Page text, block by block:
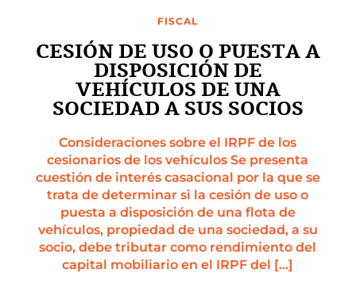
FISCAL
CESIÓN DE USO O PUESTA A
DISPOSICIÓN DE
VEHÍCULOS DE UNA
SOCIEDAD A SUS SOCIOS
Consideraciones sobre el IRPF de los
cesionarios de los vehículos Se presenta
cuestión de interés casacional por la que se
trata de determinar si la cesión de uso o
puesta a disposición de una flota de
vehículos, propiedad de una sociedad, a su
socio, debe tributar como rendimiento del
capital mobiliario en el IRPF del […]